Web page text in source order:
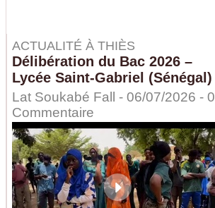
ACTUALITÉ À THIÈS
Délibération du Bac 2026 –
Lycée Saint-Gabriel (Sénégal)
Lat Soukabé Fall - 06/07/2026 - 0
Commentaire